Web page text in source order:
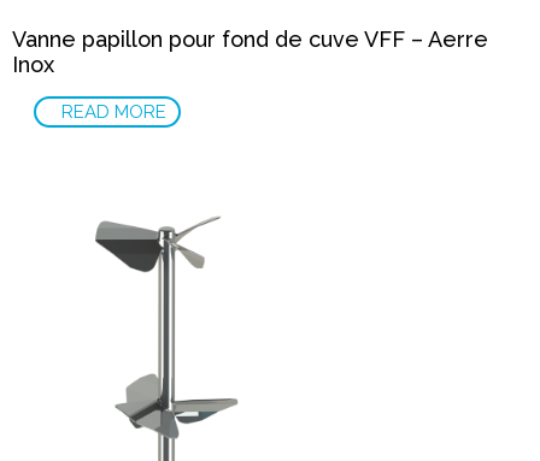
Vanne papillon pour fond de cuve VFF – Aerre
Inox
READ MORE